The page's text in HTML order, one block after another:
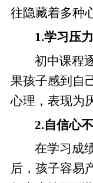
往隐藏着多种
1.学习压
初中课程
果孩子感到自
心理，表现为
2.自信心
在学习成
后，孩子容易